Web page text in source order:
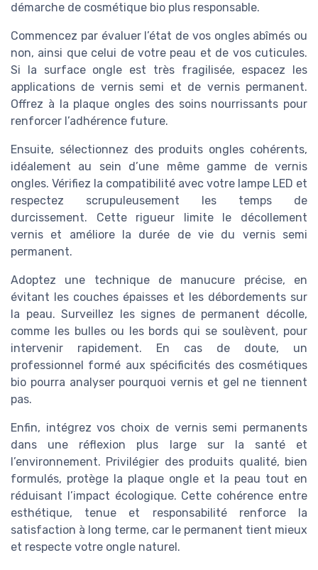
démarche de cosmétique bio plus responsable.
Commencez par évaluer l’état de vos ongles abîmés ou
non, ainsi que celui de votre peau et de vos cuticules.
Si la surface ongle est très fragilisée, espacez les
applications de vernis semi et de vernis permanent.
Offrez à la plaque ongles des soins nourrissants pour
renforcer l’adhérence future.
Ensuite, sélectionnez des produits ongles cohérents,
idéalement au sein d’une même gamme de vernis
ongles. Vérifiez la compatibilité avec votre lampe LED et
respectez scrupuleusement les temps de
durcissement. Cette rigueur limite le décollement
vernis et améliore la durée de vie du vernis semi
permanent.
Adoptez une technique de manucure précise, en
évitant les couches épaisses et les débordements sur
la peau. Surveillez les signes de permanent décolle,
comme les bulles ou les bords qui se soulèvent, pour
intervenir rapidement. En cas de doute, un
professionnel formé aux spécificités des cosmétiques
bio pourra analyser pourquoi vernis et gel ne tiennent
pas.
Enfin, intégrez vos choix de vernis semi permanents
dans une réflexion plus large sur la santé et
l’environnement. Privilégier des produits qualité, bien
formulés, protège la plaque ongle et la peau tout en
réduisant l’impact écologique. Cette cohérence entre
esthétique, tenue et responsabilité renforce la
satisfaction à long terme, car le permanent tient mieux
et respecte votre ongle naturel.